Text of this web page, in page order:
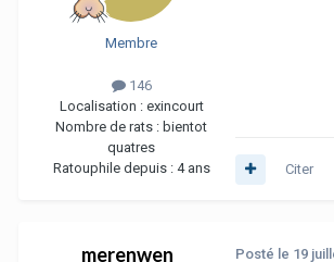
Membre
146
Localisation : exincourt
Nombre de rats : bientot
quatres
Ratouphile depuis : 4 ans Citer
merenwen Posté le 19